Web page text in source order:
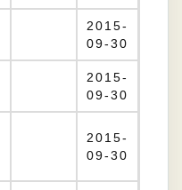
2015-
09-30
2015-
09-30
2015-
09-30